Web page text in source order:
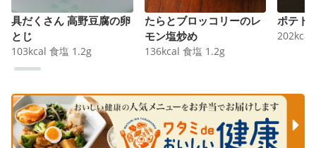
具だくさん 高野豆腐の卵
とじ
103kcal 食塩 1.2g
たらとブロッコリーのレ
モン塩炒め
136kcal 食塩 1.2g
ポテト
202kcal